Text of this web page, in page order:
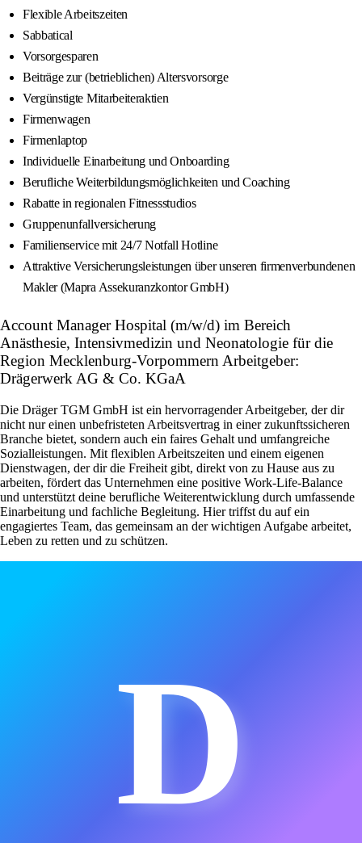
Flexible Arbeitszeiten
Sabbatical
Vorsorgesparen
Beiträge zur (betrieblichen) Altersvorsorge
Vergünstigte Mitarbeiteraktien
Firmenwagen
Firmenlaptop
Individuelle Einarbeitung und Onboarding
Berufliche Weiterbildungsmöglichkeiten und Coaching
Rabatte in regionalen Fitnessstudios
Gruppenunfallversicherung
Familienservice mit 24/7 Notfall Hotline
Attraktive Versicherungsleistungen über unseren firmenverbundenen
Makler (Mapra Assekuranzkontor GmbH)
Account Manager Hospital (m/w/d) im Bereich
Anästhesie, Intensivmedizin und Neonatologie für die
Region Mecklenburg-Vorpommern Arbeitgeber:
Drägerwerk AG & Co. KGaA
Die Dräger TGM GmbH ist ein hervorragender Arbeitgeber, der dir
nicht nur einen unbefristeten Arbeitsvertrag in einer zukunftssicheren
Branche bietet, sondern auch ein faires Gehalt und umfangreiche
Sozialleistungen. Mit flexiblen Arbeitszeiten und einem eigenen
Dienstwagen, der dir die Freiheit gibt, direkt von zu Hause aus zu
arbeiten, fördert das Unternehmen eine positive Work-Life-Balance
und unterstützt deine berufliche Weiterentwicklung durch umfassende
Einarbeitung und fachliche Begleitung. Hier triffst du auf ein
engagiertes Team, das gemeinsam an der wichtigen Aufgabe arbeitet,
Leben zu retten und zu schützen.
D